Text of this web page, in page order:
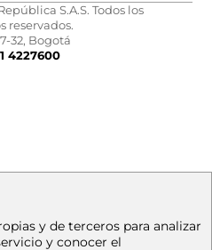
S.A.S. Todos los
reservados.
32, Bogotá
4227600
y de terceros para analizar
y conocer el